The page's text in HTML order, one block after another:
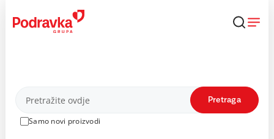
content
Proizvodi
Samo novi proizvodi
Pretraga